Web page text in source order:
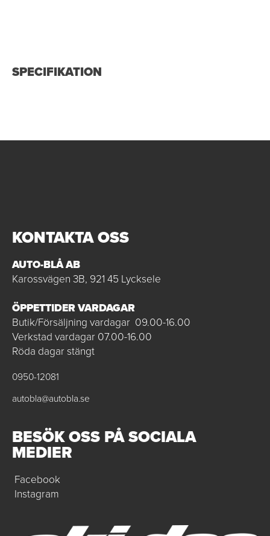
SPECIFIKATION
KONTAKTA OSS
AUTO-BLÅ AB
Karossvägen 3B, 921 45 Lycksele
ÖPPETTIDER VARDAGAR
Butik/Försäljning vardagar 09.00-16.00
Verkstad vardagar 07.00-16.00
Röda dagar stängt
0950-12081
autobla@autobla.se
BESÖK OSS PÅ SOCIALA
MEDIER
Facebook
Instagram